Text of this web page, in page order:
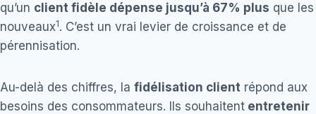
qu’un client fidèle dépense jusqu’à 67% plus que les
nouveaux1. C’est un vrai levier de croissance et de
pérennisation.
Au-delà des chiffres, la fidélisation client répond aux
besoins des consommateurs. Ils souhaitent entretenir